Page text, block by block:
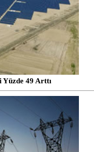
49 Arttı